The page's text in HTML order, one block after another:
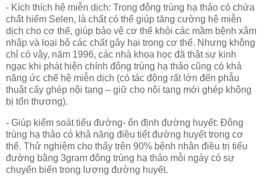
- Kích thích hệ miễn dịch: Trong đông trùng hạ thảo có chứa
chất hiếm Selen, là chất có thể giúp tăng cường hệ miễn
dịch cho cơ thể, giúp bảo vệ cơ thể khỏi các mầm bệnh xâm
nhập và loại bỏ các chất gây hại trong cơ thể. Nhưng không
chỉ có vậy, năm 1996, các nhà khoa học đã thật sự kinh
ngạc khi phát hiện chính đông trùng hạ thảo cũng có khả
năng ức chế hệ miễn dịch (có tác động rất lớn đến phẫu
thuật cấy ghép nội tạng – giữ cho nội tạng mới ghép không
bị tổn thương).
- Giúp kiểm soát tiểu đường- ổn định đường huyết: Đông
trùng hạ thảo có khả năng điều tiết đường huyết trong cơ
thể. Thử nghiệm cho thấy trên 90% bệnh nhân điều trị tiểu
đường bằng 3gram đông trùng hạ thảo mỗi ngày có sự
chuyển biến trong lượng đường huyết.